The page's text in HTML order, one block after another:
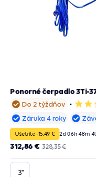
Do 2 týždňov
5
Ponorné čerpadlo 3Ti-
Záruka 4 roky
Ušetríte -15,49 € 2d 06h 48m
328,35 €
312,86 €
3"